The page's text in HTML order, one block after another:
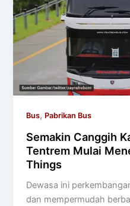
Bus, Pabrikan Bus
Semakin Canggih
Tentrem Mulai
Things
Dewasa ini
dan mempermudah